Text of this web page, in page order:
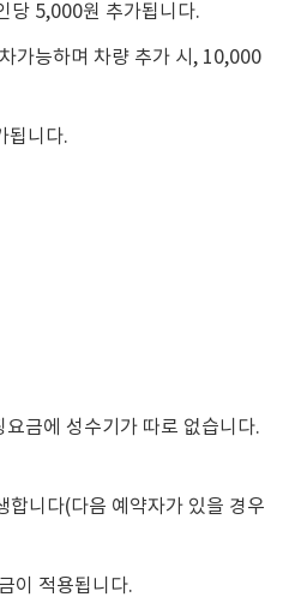
당 5,000원 추가됩니다.
가능하며 차량 추가 시, 10,000
됩니다.
금에 성수기가 따로 없습니다.
합니다(다음 예약자가 있을 경우
이 적용됩니다.